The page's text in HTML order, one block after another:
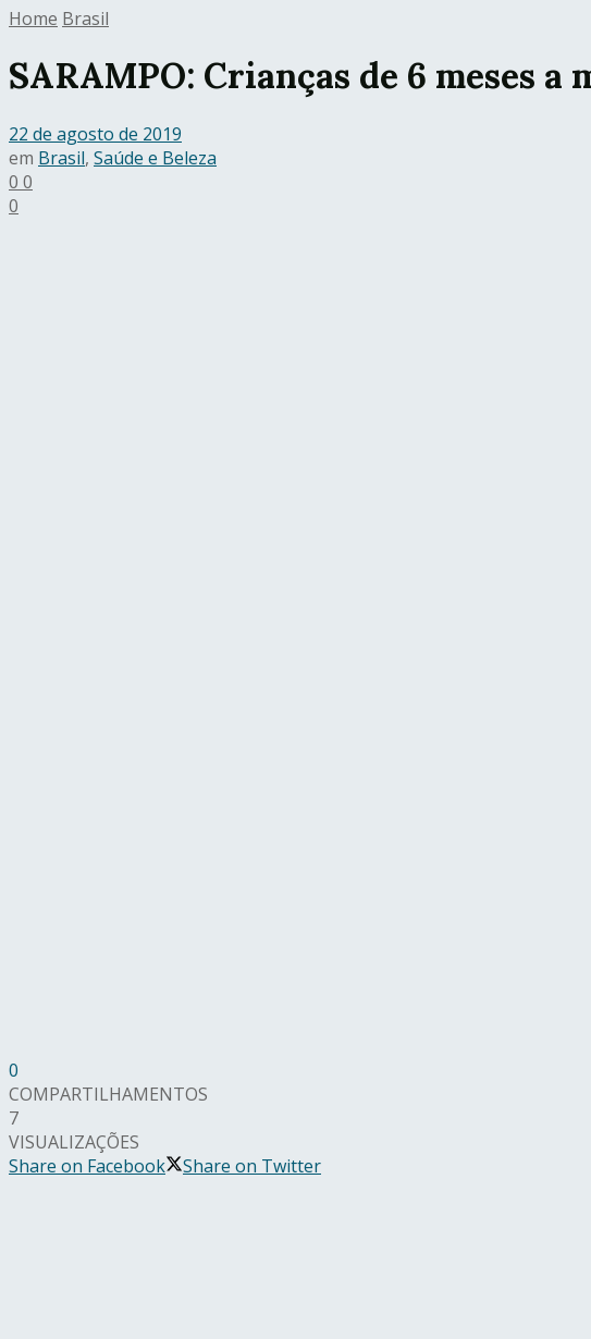
Home Brasil
SARAMPO: Crianças de 6 meses a
22 de agosto de 2019
em Brasil, Saúde e Beleza
0 0
0
0
COMPARTILHAMENTOS
7
VISUALIZAÇÕES
Share on Facebook
Share on Twitter